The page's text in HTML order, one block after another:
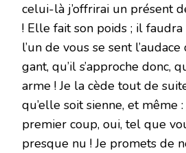
celui-là j’offrirai un présent
! Elle fait son poids ; il
l’un de vous se sent
gant, qu’il s’approche donc,
arme ! Je la cède tout de
qu’elle soit sienne, et même
premier coup, oui, tel que
presque nu ! Je promets de